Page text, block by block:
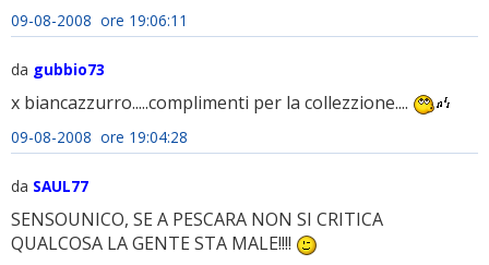
09-08-2008 ore 19:06:11
da gubbio73
x biancazzurro.....complimenti per la collezzione....
09-08-2008 ore 19:04:28
da SAUL77
SENSOUNICO, SE A PESCARA NON SI CRITICA
QUALCOSA LA GENTE STA MALE!!!!